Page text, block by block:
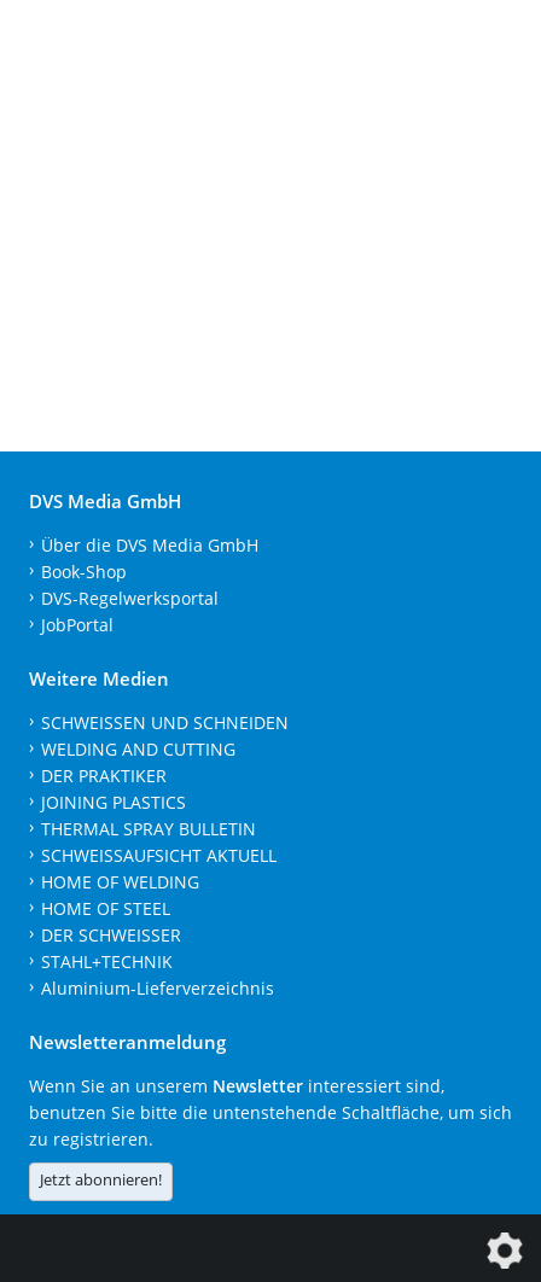
DVS Media GmbH
Über die DVS Media GmbH
Book-Shop
DVS-Regelwerksportal
JobPortal
Weitere Medien
SCHWEISSEN UND SCHNEIDEN
WELDING AND CUTTING
DER PRAKTIKER
JOINING PLASTICS
THERMAL SPRAY BULLETIN
SCHWEISSAUFSICHT AKTUELL
HOME OF WELDING
HOME OF STEEL
DER SCHWEISSER
STAHL+TECHNIK
Aluminium-Lieferverzeichnis
Newsletteranmeldung
Wenn Sie an unserem Newsletter interessiert sind,
benutzen Sie bitte die untenstehende Schaltfläche, um sich
zu registrieren.
Jetzt abonnieren!